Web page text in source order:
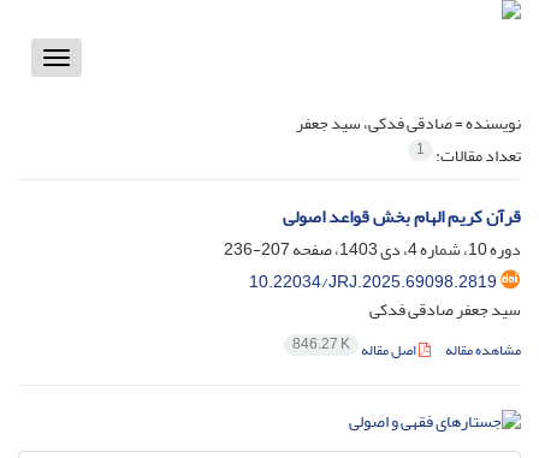
Toggle
نویسنده =صادقی فدکی، سید جعفر
تعداد مقالات: 1
قرآن کریم الهام بخش قواعد اصولی
دوره 10، شماره 4، دی 1403، صفحه
207-236
10.22034/JRJ.2025.69098.2819
سید جعفر صادقی فدکی
مشاهده مقاله اصل مقاله 846.27 K